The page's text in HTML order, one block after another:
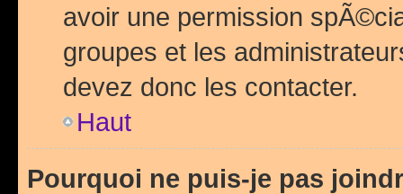
avoir une permission
groupes et les
devez donc les contacter.
Haut
Pourquoi ne puis-je pas